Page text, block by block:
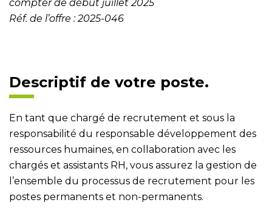
compter de début juillet 2025
Réf. de l’offre : 2025-046
Descriptif de votre poste.
En tant que chargé de recrutement et sous la
responsabilité du responsable développement des
ressources humaines, en collaboration avec les
chargés et assistants RH, vous assurez la gestion de
l’ensemble du processus de recrutement pour les
postes permanents et non-permanents.